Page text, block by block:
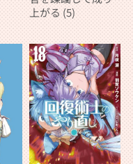
上がる (5)